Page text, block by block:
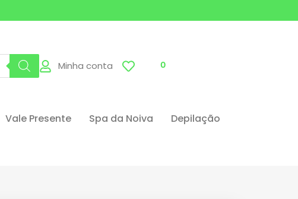
Minha conta 0
Vale Presente Spa da Noiva
Depilação